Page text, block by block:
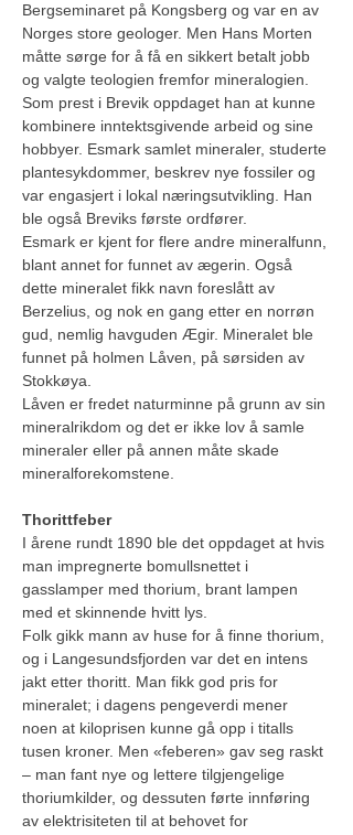
Bergseminaret på Kongsberg og var en av
Norges store geologer. Men Hans Morten
måtte sørge for å få en sikkert betalt jobb
og valgte teologien fremfor mineralogien.
Som prest i Brevik oppdaget han at kunne
kombinere inntektsgivende arbeid og sine
hobbyer. Esmark samlet mineraler, studerte
plantesykdommer, beskrev nye fossiler og
var engasjert i lokal næringsutvikling. Han
ble også Breviks første ordfører.
Esmark er kjent for flere andre mineralfunn,
blant annet for funnet av ægerin. Også
dette mineralet fikk navn foreslått av
Berzelius, og nok en gang etter en norrøn
gud, nemlig havguden Ægir. Mineralet ble
funnet på holmen Låven, på sørsiden av
Stokkøya.
Låven er fredet naturminne på grunn av sin
mineralrikdom og det er ikke lov å samle
mineraler eller på annen måte skade
mineralforekomstene.
Thorittfeber
I årene rundt 1890 ble det oppdaget at hvis
man impregnerte bomullsnettet i
gasslamper med thorium, brant lampen
med et skinnende hvitt lys.
Folk gikk mann av huse for å finne thorium,
og i Langesundsfjorden var det en intens
jakt etter thoritt. Man fikk god pris for
mineralet; i dagens pengeverdi mener
noen at kiloprisen kunne gå opp i titalls
tusen kroner. Men «feberen» gav seg raskt
– man fant nye og lettere tilgjengelige
thoriumkilder, og dessuten førte innføring
av elektrisiteten til at behovet for